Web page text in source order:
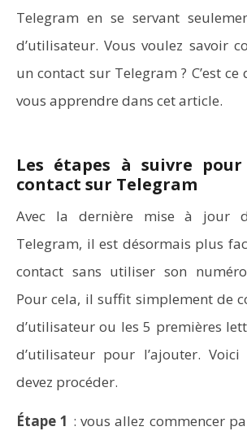
Word en PDF : les outils qui
page
Telegram en se servant
d’utilisateur. Vous voulez savoir
un contact sur Telegram ? C’est
vous apprendre dans cet article.
Les étapes à suivre
contact sur Telegram
Avec la dernière mise à jour
Telegram, il est désormais plus
contact sans utiliser son
Pour cela, il suffit simplement de
d’utilisateur ou les 5 premières
d’utilisateur pour l’ajouter.
devez procéder.
Étape 1 : vous allez commencer